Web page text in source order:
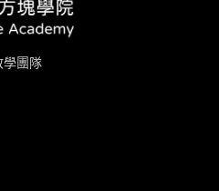
學團隊